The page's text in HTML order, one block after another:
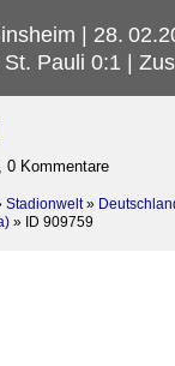
| 28.
Pauli 0:1 |
0 Kommentare
Stadionwelt»
» ID 909759